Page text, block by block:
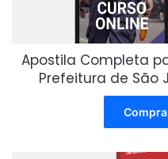
Apostila Completa
Prefeitura de São